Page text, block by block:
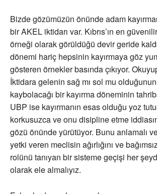
Bizde gözümüzün önünde adam
bir AKEL iktidarı var. Kıbrıs’ın en
örneği olarak görüldüğü devir geride
dönemi hariç hepsinin kayırmaya göz
gösteren örnekler basında çıkıyor.
İktidara gelenin sağ mı sol mu
kaybolacağı bir kayırma döneminin
UBP ise kayırmanın esas olduğu yoz
korkusuzca ve onu disipline etme
gözü önünde yürütüyor. Bunu anlamalı
yetki veren meclisin ağırlığını ve
rolünü tanıyan bir sisteme geçişi her
olarak ele almalıyız.